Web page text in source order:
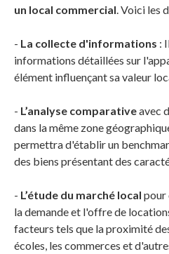
un local commercial. Voici les
- La collecte d'informations :
informations détaillées sur
élément influençant sa valeur
- L’analyse comparativeavec
dans la même zone
permettra d'établir un
des biens présentant des
- L’étude du marché local pour
la demande et l'offre de
facteurs tels que la proximité
écoles, les commerces et